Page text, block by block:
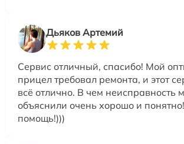
Дьяков Артемий
Сервис отличный, спасибо! Мой
прицел требовал ремонта, и этот
всё отлично. В чем неисправность
объяснили очень хорошо и
помощь!)))